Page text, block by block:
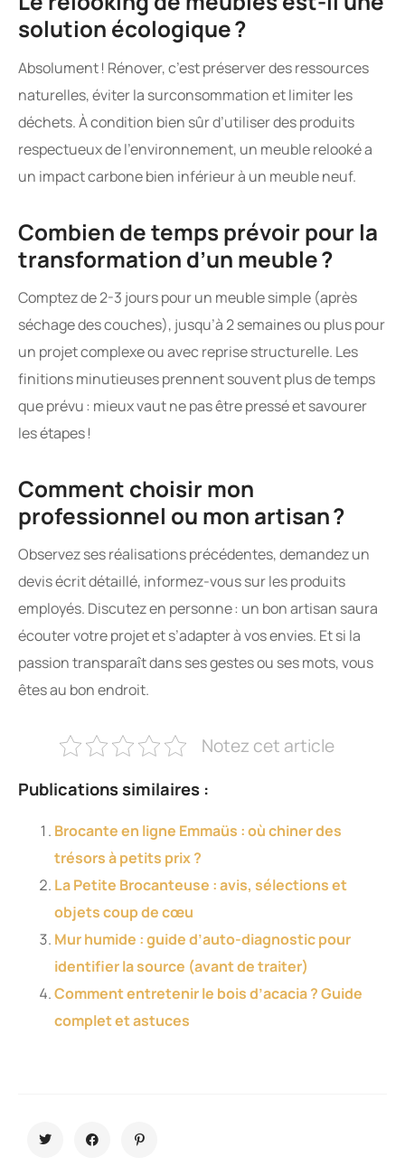
solution écologique ?
Absolument ! Rénover, c’est préserver des ressources
naturelles, éviter la surconsommation et limiter les
déchets. À condition bien sûr d’utiliser des produits
respectueux de l’environnement, un meuble relooké a
un impact carbone bien inférieur à un meuble neuf.
Combien de temps prévoir pour la
transformation d’un meuble ?
Comptez de 2-3 jours pour un meuble simple (après
séchage des couches), jusqu’à 2 semaines ou plus pour
un projet complexe ou avec reprise structurelle. Les
finitions minutieuses prennent souvent plus de temps
que prévu : mieux vaut ne pas être pressé et savourer
les étapes !
Comment choisir mon
professionnel ou mon artisan ?
Observez ses réalisations précédentes, demandez un
devis écrit détaillé, informez-vous sur les produits
employés. Discutez en personne : un bon artisan saura
écouter votre projet et s’adapter à vos envies. Et si la
passion transparaît dans ses gestes ou ses mots, vous
êtes au bon endroit.
Notez cet article
Publications similaires :
Brocante en ligne Emmaüs : où chiner des
trésors à petits prix ?
La Petite Brocanteuse : avis, sélections et
objets coup de cœu
Mur humide : guide d’auto-diagnostic pour
identifier la source (avant de traiter)
Comment entretenir le bois d’acacia ? Guide
complet et astuces